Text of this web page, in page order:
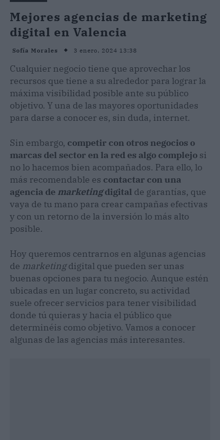
Mejores agencias de marketing
digital en Valencia
Sofía Morales 3 enero, 2024 13:38
Cualquier negocio tiene que aprovechar los
recursos que tiene a su alrededor para lograr la
máxima visibilidad posible ante su público
objetivo. Y una de las mayores oportunidades
para darse a conocer es, sin duda, internet.
Sin embargo, competir con otros negocios o
marcas del sector en la red es algo complejo si
no lo hacemos bien acompañados. Para ello, lo
más recomendable es contactar con una
agencia de marketingdigital de garantías, que
vaya de tu mano para crear campañas efectivas
y con un retorno de la inversión lo más alto
posible.
Hoy queremos centrarnos en algunas agencias
de marketingdigital que pueden ser unas
buenas opciones para tu negocio. Aunque estén
ubicadas en un lugar concreto, su actividad
suele ofrecer servicios para tener visibilidad
donde tú quieras y hacia el público que
determinéis como objetivo. Vamos a conocer
algunas de las agencias más interesantes.